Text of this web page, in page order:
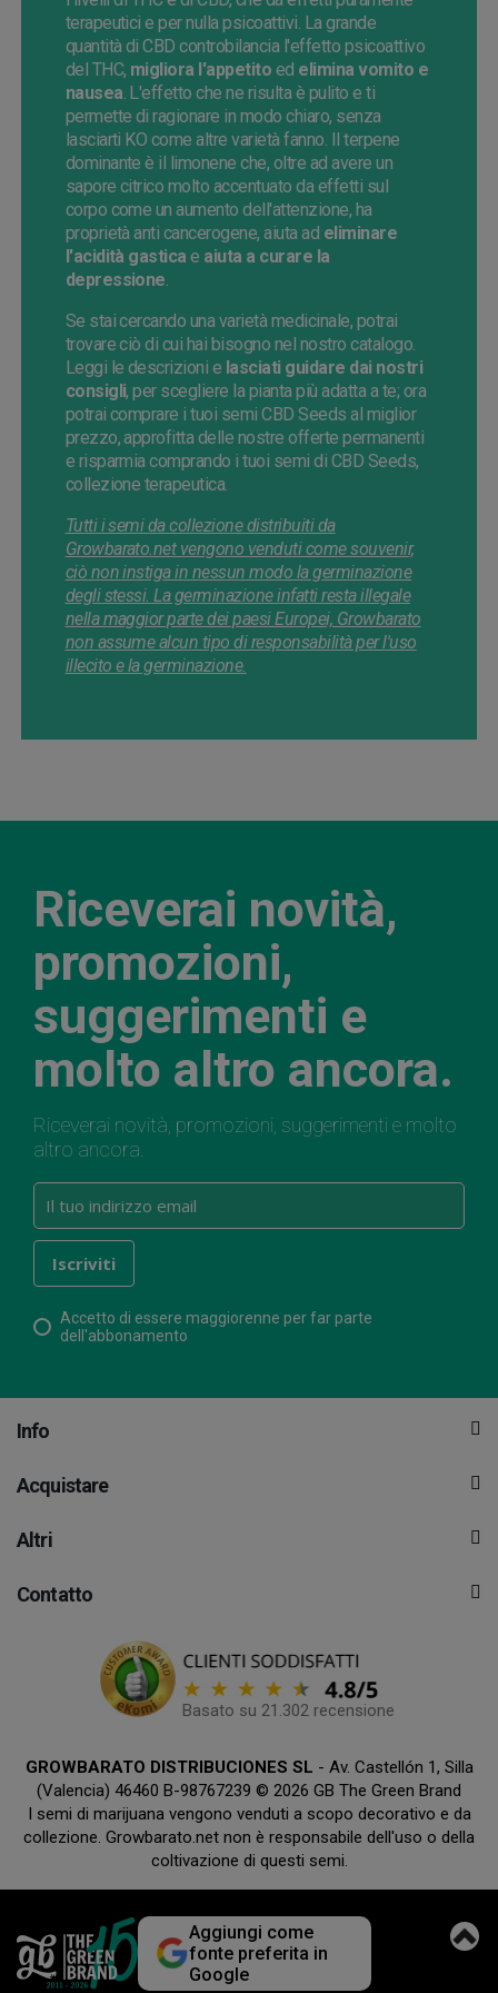
terapeutici e per nulla psicoattivi. La grande
quantità di CBD controbilancia l'effetto psicoattivo
del THC, migliora l'appetito ed elimina vomito e
nausea. L'effetto che ne risulta è pulito e ti
permette di ragionare in modo chiaro, senza
lasciarti KO come altre varietà fanno. Il terpene
dominante è il limonene che, oltre ad avere un
sapore citrico molto accentuato da effetti sul
corpo come un aumento dell'attenzione, ha
proprietà anti cancerogene, aiuta ad eliminare
l'acidità gastica e aiuta a curare la
depressione.
Se stai cercando una varietà medicinale, potrai
trovare ciò di cui hai bisogno nel nostro catalogo.
Leggi le descrizioni e lasciati guidare dai nostri
consigli, per scegliere la pianta più adatta a te; ora
potrai comprare i tuoi semi CBD Seeds al miglior
prezzo, approfitta delle nostre offerte permanenti
e risparmia comprando i tuoi semi di CBD Seeds,
collezione terapeutica.
Tutti i semi da collezione distribuiti da
Growbarato.net vengono venduti come souvenir,
ciò non instiga in nessun modo la germinazione
degli stessi. La germinazione infatti resta illegale
nella maggior parte dei paesi Europei, Growbarato
non assume alcun tipo di responsabilità per l'uso
illecito e la germinazione.
Riceverai novità,
promozioni,
suggerimenti e
molto altro ancora.
Riceverai novità, promozioni, suggerimenti e molto
altro ancora.
Accetto di essere maggiorenne per far parte
dell'abbonamento
Info
Acquistare
Altri
Contatto
Basato su 21.302 recensione
GROWBARATO DISTRIBUCIONES SL - Av. Castellón 1, Silla
(Valencia) 46460 B-98767239 © 2026 GB The Green Brand
I semi di marijuana vengono venduti a scopo decorativo e da
collezione. Growbarato.net non è responsabile dell'uso o della
coltivazione di questi semi.
Aggiungi come
fonte preferita in
Google